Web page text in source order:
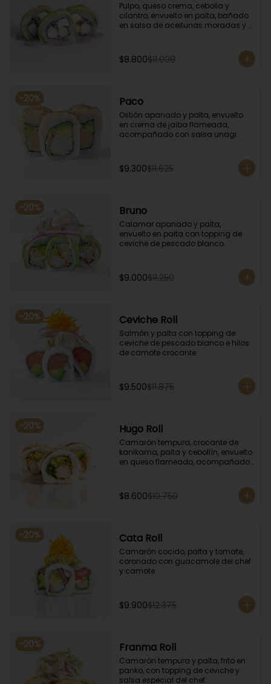
Pulpo, queso crema, cebolla y
cilantro, envuelto en palta, bañado
en salsa de aceitunas moradas y
$8.800$11.000
-20% Paco
Ostión apanado y palta, envuelto
en crema de jaiba flameada,
acompañado con salsa unagi.
$9.300$11.625
-20% Bruno
Calamar apanado y palta,
envuelto en palta con topping de
ceviche de pescado blanco.
$9.000$11.250
-20% Ceviche Roll
Salmón y palta con topping de
ceviche de pescado blanco e hilos
de camote crocante.
$9.500$11.875
-20% Hugo Roll
Camarón tempura, crocante de
kanikama, palta y cebollín, envuelto
en queso flameado, acompañado
$8.600$10.750
-20% Cata Roll
Camarón cocido, palta y tomate,
coronado con guacamole del chef
y camote.
$9.900$12.375
-20% Franma Roll
Camarón tempura y palta, frito en
panko, con topping de ceviche y
salsa especial del chef.